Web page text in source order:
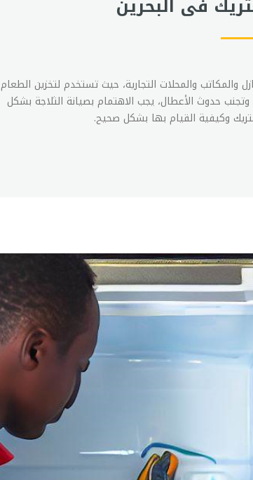
فى البحرين
والمكاتب والمحلات التجارية، حيث تستخدم لتخزين الطعام
حدوث الأعطال، يجب الاهتمام بصيانة الثلاجة بشكل
وكيفية القيام بها بشكل صحيح.